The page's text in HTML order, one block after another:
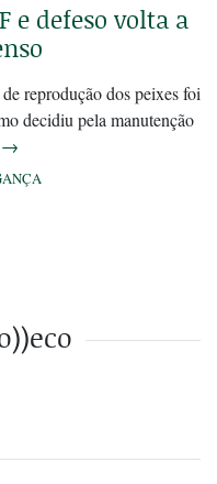
e defeso volta a
reprodução dos peixes foi
decidiu pela manutenção
→